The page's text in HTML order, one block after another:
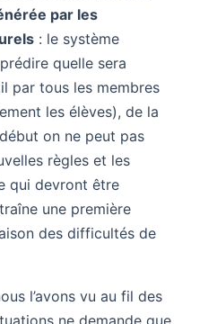
par les
: le système
quelle sera
par tous les membres
les élèves), de la
on ne peut pas
règles et les
qui devront être
une première
des difficultés de
l’avons vu au fil des
ne demande que